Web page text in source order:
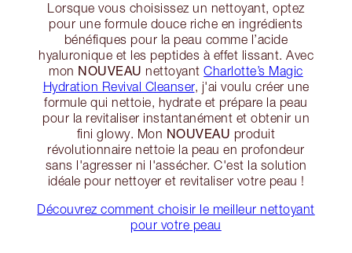
Lorsque vous choisissez un nettoyant, optez
pour une formule douce riche en ingrédients
bénéfiques pour la peau comme l’acide
hyaluronique et les peptides à effet lissant. Avec
mon NOUVEAU nettoyantCharlotte’s Magic
Hydration Revival Cleanser, j'ai voulu créer une
formule qui nettoie, hydrate et prépare la peau
pour la revitaliser instantanément et obtenir un
fini glowy. Mon NOUVEAU produit
révolutionnaire nettoie la peau en profondeur
sans l'agresser ni l'assécher. C'est la solution
idéale pour nettoyer et revitaliser votre peau !
Découvrez comment choisir le meilleur nettoyant
pour votre peau